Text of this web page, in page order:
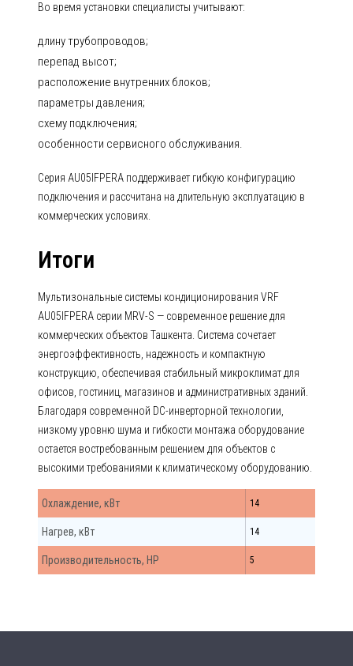
Во время установки специалисты учитывают:
длину трубопроводов;
перепад высот;
расположение внутренних блоков;
параметры давления;
схему подключения;
особенности сервисного обслуживания.
Серия AU05IFPERA поддерживает гибкую конфигурацию
подключения и рассчитана на длительную эксплуатацию в
коммерческих условиях.
Итоги
Мультизональные системы кондиционирования VRF
AU05IFPERA серии MRV-S — современное решение для
коммерческих объектов Ташкента. Система сочетает
энергоэффективность, надежность и компактную
конструкцию, обеспечивая стабильный микроклимат для
офисов, гостиниц, магазинов и административных зданий.
Благодаря современной DC-инверторной технологии,
низкому уровню шума и гибкости монтажа оборудование
остается востребованным решением для объектов с
высокими требованиями к климатическому оборудованию.
Охлаждение, кВт 14
Нагрев, кВт 14
Производительность, HP 5